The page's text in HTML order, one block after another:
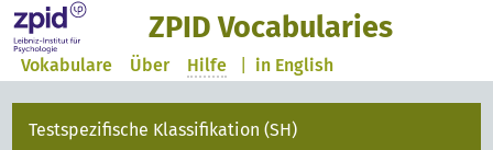
ZPID Vocabularies
in English
Vokabulare Über Hilfe
Testspezifische Klassifikation (SH)